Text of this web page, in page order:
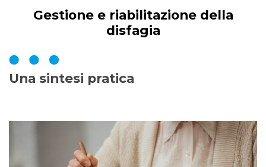
Gestione e riabilitazione della
disfagia
Una sintesi pratica